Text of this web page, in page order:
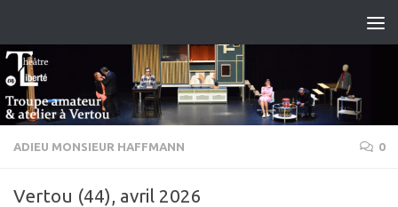
ADIEU MONSIEUR HAFFMANN 0
Vertou (44), avril 2026